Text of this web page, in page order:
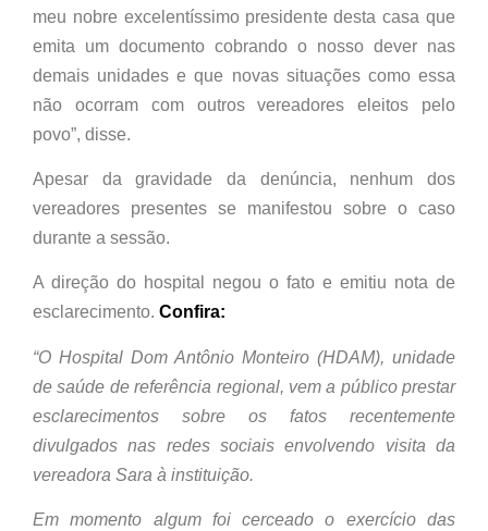
meu nobre excelentíssimo presidente desta casa que
emita um documento cobrando o nosso dever nas
demais unidades e que novas situações como essa
não ocorram com outros vereadores eleitos pelo
povo”, disse.
Apesar da gravidade da denúncia, nenhum dos
vereadores presentes se manifestou sobre o caso
durante a sessão.
A direção do hospital negou o fato e emitiu nota de
esclarecimento. Confira:
“O Hospital Dom Antônio Monteiro (HDAM), unidade
de saúde de referência regional, vem a público prestar
esclarecimentos sobre os fatos recentemente
divulgados nas redes sociais envolvendo visita da
vereadora Sara à instituição.
Em momento algum foi cerceado o exercício das